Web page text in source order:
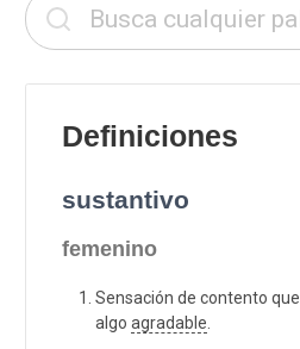
Definiciones
sustantivo
femenino
Sensación de contento
algo agradable